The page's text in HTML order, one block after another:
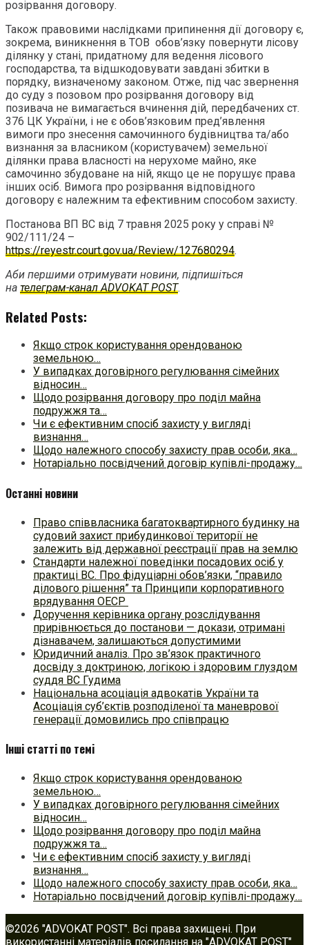
розірвання договору.
Також правовими наслідками припинення дії договору є,
зокрема, виникнення в ТОВ обов’язку повернути лісову
ділянку у стані, придатному для ведення лісового
господарства, та відшкодовувати завдані збитки в
порядку, визначеному законом. Отже, під час звернення
до суду з позовом про розірвання договору від
позивача не вимагається вчинення дій, передбачених ст.
376 ЦК України, і не є обов’язковим пред’явлення
вимоги про знесення самочинного будівництва та/або
визнання за власником (користувачем) земельної
ділянки права власності на нерухоме майно, яке
самочинно збудоване на ній, якщо це не порушує права
інших осіб. Вимога про розірвання відповідного
договору є належним та ефективним способом захисту.
Постанова ВП ВС від 7 травня 2025 року у справі №
902/111/24 –
https://reyestr.court.gov.ua/Review/127680294.
Аби першими отримувати новини, підпишіться
на телеграм-канал ADVOKAT POST.
Related Posts:
Якщо строк користування орендованою
земельною…
У випадках договірного регулювання сімейних
відносин…
Щодо розірвання договору про поділ майна
подружжя та…
Чи є ефективним спосіб захисту у вигляді
визнання…
Щодо належного способу захисту прав особи, яка…
Нотаріально посвідчений договір купівлі-продажу…
Останні новини
Право співвласника багатоквартирного будинку на
судовий захист прибудинкової території не
залежить від державної реєстрації прав на землю
Стандарти належної поведінки посадових осіб у
практиці ВC. Про фідуціарні обов’язки, “правило
ділового рішення” та Принципи корпоративного
врядування ОЕСР
Доручення керівника органу розслідування
прирівнюється до постанови — докази, отримані
дізнавачем, залишаються допустимими
Юридичний аналіз. Про зв’язок практичного
досвіду з доктриною, логікою і здоровим глуздом
суддя ВС Гудима
Національна асоціація адвокатів України та
Асоціація суб’єктів розподіленої та маневрової
генерації домовились про співпрацю
Інші статті по темі
Якщо строк користування орендованою
земельною…
У випадках договірного регулювання сімейних
відносин…
Щодо розірвання договору про поділ майна
подружжя та…
Чи є ефективним спосіб захисту у вигляді
визнання…
Щодо належного способу захисту прав особи, яка…
Нотаріально посвідчений договір купівлі-продажу…
©2026 "ADVOKAT POST". Всі права захищені. При
використанні матеріалів посилання на "ADVOKAT POST"